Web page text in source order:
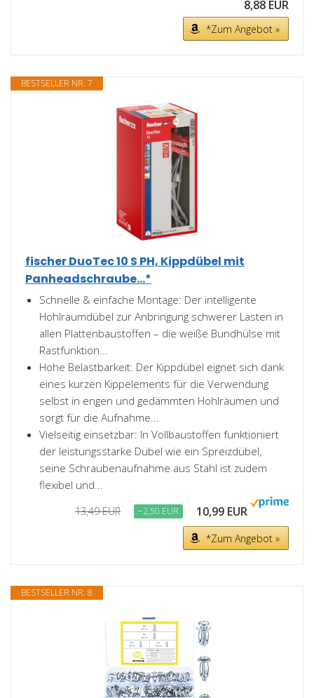
8,88 EUR
*Zum Angebot »
BESTSELLER NR. 7
fischer DuoTec 10 S PH, Kippdübel mit
Panheadschraube...*
Schnelle & einfache Montage: Der intelligente
Hohlraumdübel zur Anbringung schwerer Lasten in
allen Plattenbaustoffen – die weiße Bundhülse mit
Rastfunktion...
Hohe Belastbarkeit: Der Kippdübel eignet sich dank
eines kurzen Kippelements für die Verwendung
selbst in engen und gedämmten Hohlräumen und
sorgt für die Aufnahme...
Vielseitig einsetzbar: In Vollbaustoffen funktioniert
der leistungsstarke Dübel wie ein Spreizdübel,
seine Schraubenaufnahme aus Stahl ist zudem
flexibel und...
13,49 EUR −2,50 EUR 10,99 EUR
*Zum Angebot »
BESTSELLER NR. 8